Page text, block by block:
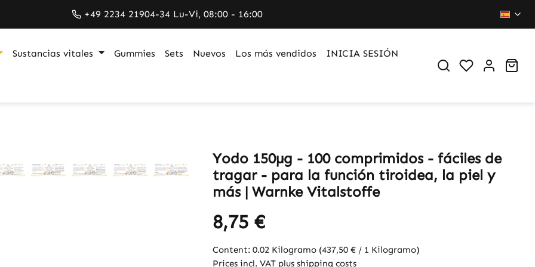
+49 2234 21904-34 Lu-Vi, 08:00 - 16:00
Sustancias vitales Gummies Sets Nuevos Los más vendidos INICIA SESIÓN
You have 0
Yodo 150µg - 100 comprimidos - fáciles de
tragar - para la función tiroidea, la piel y
más | Warnke Vitalstoffe
8,75 €
Content: 0.02 Kilogramo (437,50 € / 1 Kilogramo)
Prices incl. VAT plus shipping costs